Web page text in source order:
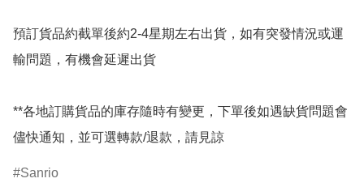
預訂貨品約截單後約2-4星期左右出貨，如有突發情況或運
輸問題，有機會延遲出貨
**各地訂購貨品的庫存隨時有變更，下單後如遇缺貨問題會
儘快通知，並可選轉款/退款，請見諒
Sanrio